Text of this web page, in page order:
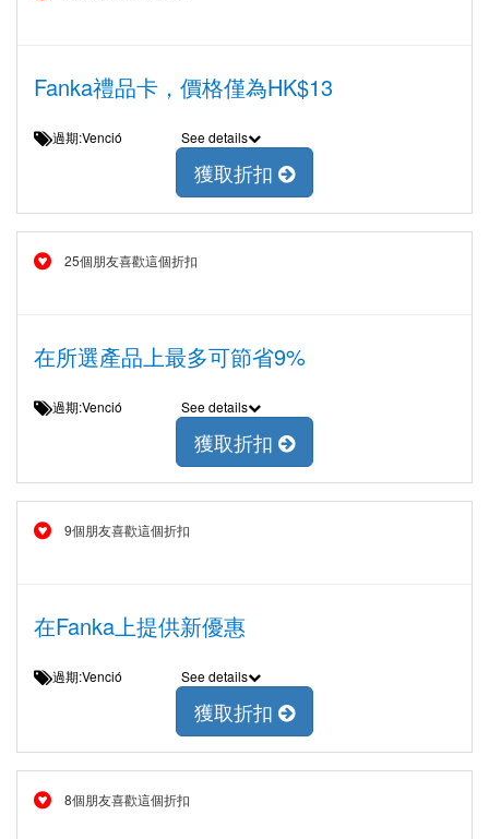
Fanka禮品卡，價格僅為HK$13
過期:Venció See details
獲取折扣
25個朋友喜歡這個折扣
在所選產品上最多可節省9%
過期:Venció See details
獲取折扣
9個朋友喜歡這個折扣
在Fanka上提供新優惠
過期:Venció See details
獲取折扣
8個朋友喜歡這個折扣